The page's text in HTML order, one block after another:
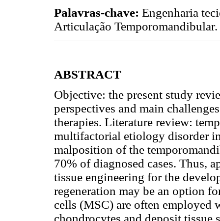
Palavras-chave: Engenharia
Articulação Temporomandibular.
ABSTRACT
Objective: the present study
perspectives and main
therapies. Literature review:
multifactorial etiology disorder
malposition of the
70% of diagnosed cases. Thus,
tissue engineering for the
regeneration may be an option
cells (MSC) are often
chondrocytes and deposit